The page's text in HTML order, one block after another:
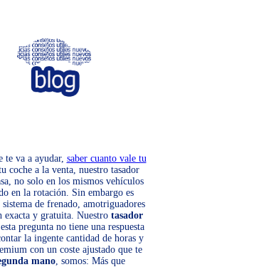
te va a ayudar, saber cuanto vale tu
coche a la venta, nuestro tasador
no solo en los mismos vehículos
en la rotación. Sin embargo es
de frenado, amotriguadores
exacta y gratuita. Nuestro tasador
pregunta no tiene una respuesta
la ingente cantidad de horas y
con un coste ajustado que te
mano , somos: Más que